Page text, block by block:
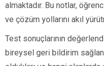
almaktadır. Bu notlar,
ve çözüm yollarını akıl
Test sonuçlarının
bireysel geri bildirim